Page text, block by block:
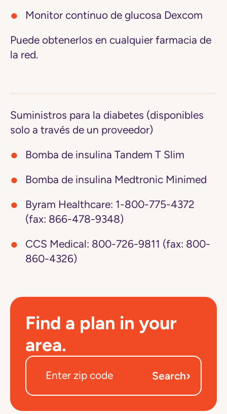
Monitor continuo de glucosa Dexcom
Puede obtenerlos en cualquier farmacia de
la red.
Suministros para la diabetes (disponibles
solo a través de un proveedor)
Bomba de insulina Tandem T Slim
Bomba de insulina Medtronic Minimed
Byram Healthcare: 1-800-775-4372
(fax: 866-478-9348)
CCS Medical: 800-726-9811 (fax: 800-
860-4326)
Find a plan in your
area.
Search›